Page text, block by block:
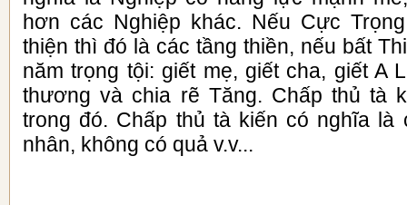
hơn các Nghiệp khác. Nếu Cực
thiện thì đó là các tầng thiền, nếu bất
năm trọng tội: giết mẹ, giết cha, giết A
thương và chia rẽ Tăng. Chấp thủ tà
trong đó. Chấp thủ tà kiến có nghĩa là
nhân, không có quả v.v...